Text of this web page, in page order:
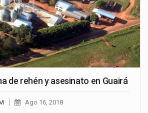
de rehén y asesinato en Guairá
Ago 16, 2018